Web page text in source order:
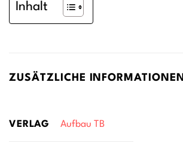
Inhalt
ZUSÄTZLICHE INFORMATIONEN
VERLAG Aufbau TB